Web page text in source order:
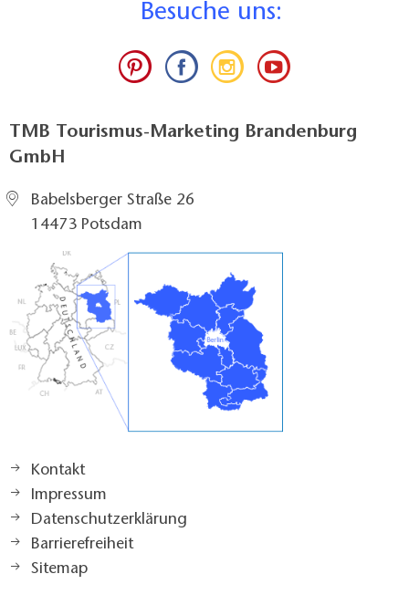
Besuche uns:
TMB Tourismus-Marketing Brandenburg
GmbH
Babelsberger Straße 26
14473 Potsdam
Kontakt
Impressum
Datenschutzerklärung
Barrierefreiheit
Sitemap